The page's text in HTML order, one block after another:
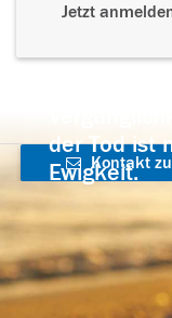
Jetzt
der Tod ist
Ewigkeit.
Kontakt